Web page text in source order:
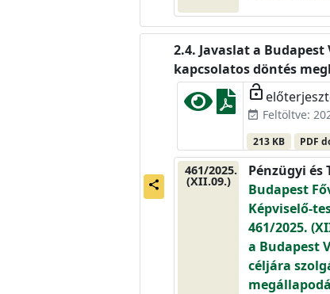
share
Javaslat a
kapcsolatos döntés
lock_open
event_available Feltöltve:
213 KB PDF
461/2025.
(XII.09.)
Pénzügyi
Budapest
Képviselő-
461/2025.
a Budapest
céljára